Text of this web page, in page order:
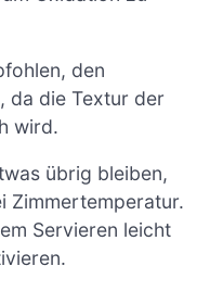
den
da die Textur der
wird.
übrig bleiben,
Zimmertemperatur.
Servieren leicht